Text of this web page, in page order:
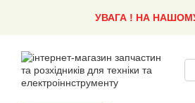
УВАГА ! НА